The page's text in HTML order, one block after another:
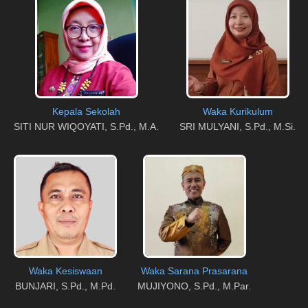
Kepala Sekolah
SITI NUR WIQOYATI, S.Pd., M.A.
Waka Kurikulum
SRI MULYANI, S.Pd., M.Si.
Waka Kesiswaan
BUNJARI, S.Pd., M.Pd.
Waka Sarana Prasarana
MUJIYONO, S.Pd., M.Par.